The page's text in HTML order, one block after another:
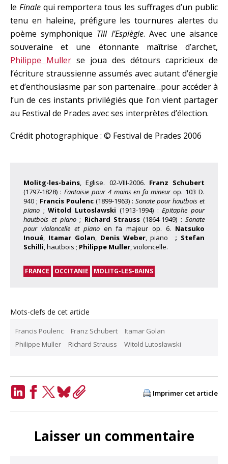
le Finalequi remportera tous les suffrages d’un public
tenu en haleine, préfigure les tournures alertes du
poème symphonique Till l’Espiègle. Avec une aisance
souveraine et une étonnante maîtrise d’archet,
Philippe Muller se joua des détours capricieux de
l’écriture straussienne assumés avec autant d’énergie
et d’enthousiasme par son partenaire…pour accéder à
l’un de ces instants privilégiés que l’on vient partager
au Festival de Prades avec ses interprètes d’élection.
Crédit photographique : © Festival de Prades 2006
Molitg-les-bains, Eglise. 02-VIII-2006. Franz Schubert
(1797-1828) : Fantaisie pour 4 mains en fa mineurop. 103 D.
940 ; Francis Poulenc (1899-1963) : Sonate pour hautbois et
piano ;Witold Lutoslawski (1913-1994) :Epitaphe pour
hautbois et piano; Richard Strauss(1864-1949) : Sonate
pour violoncelle et pianoen fa majeur op. 6. Natsuko
Inoué, Itamar Golan, Denis Weber, piano
; Stefan
Schilli, hautbois ; Philippe Muller, violoncelle.
FRANCE OCCITANIE MOLITG-LES-BAINS
Mots-clefs de cet article
Francis Poulenc Franz Schubert
Itamar Golan
Philippe Muller
Richard Strauss Witold Lutosławski
Imprimer cet article
Laisser un commentaire